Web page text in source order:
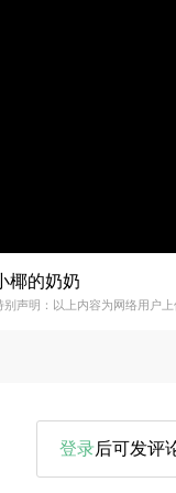
椰的奶奶
别声明：以上内容为网络用户
登录后可发评